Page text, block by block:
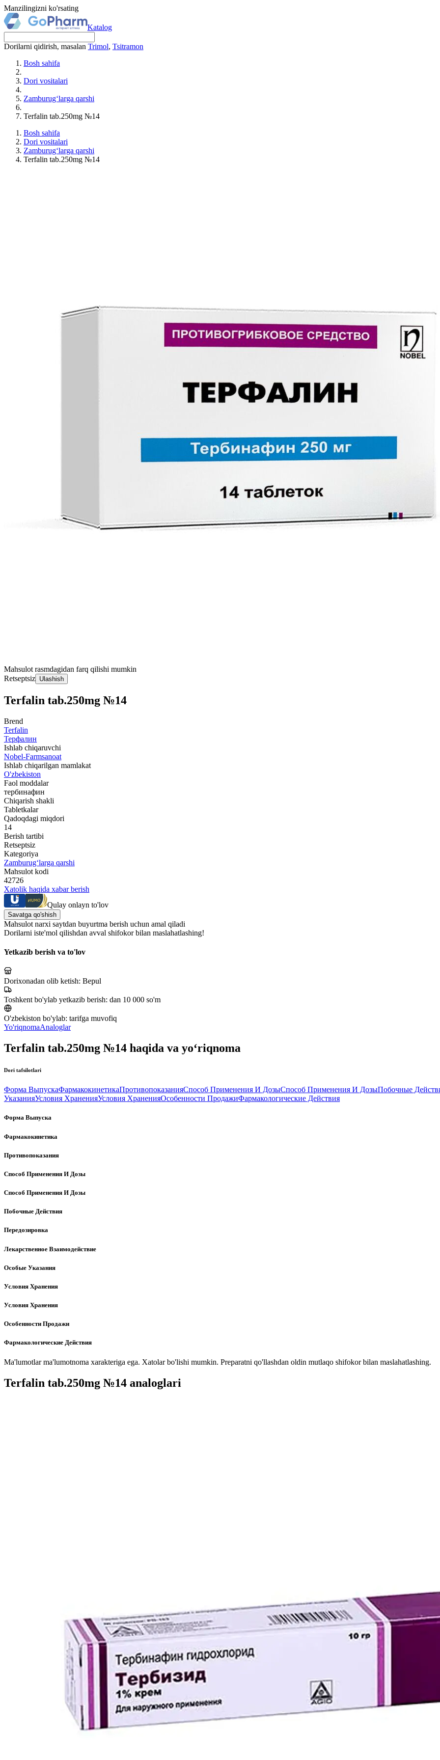
Manzilingizni ko'rsating
Katalog
Dorilarni qidirish, masalan Trimol, Tsitramon
Bosh sahifa
Dori vositalari
Zamburug‘larga qarshi
Terfalin tab.250mg №14
Bosh sahifa
Dori vositalari
Zamburug‘larga qarshi
Terfalin tab.250mg №14
Mahsulot rasmdagidan farq qilishi mumkin
Retseptsiz Ulashish
Terfalin tab.250mg №14
Brend
Terfalin
Терфалин
Ishlab chiqaruvchi
Nobel-Farmsanoat
Ishlab chiqarilgan mamlakat
O'zbekiston
Faol moddalar
тербинафин
Chiqarish shakli
Tabletkalar
Qadoqdagi miqdori
14
Berish tartibi
Retseptsiz
Kategoriya
Zamburug‘larga qarshi
Mahsulot kodi
42726
Xatolik haqida xabar berish
Qulay onlayn to'lov
Savatga qo'shish
Mahsulot narxi saytdan buyurtma berish uchun amal qiladi
Dorilarni iste'mol qilishdan avval shifokor bilan maslahatlashing!
Yetkazib berish va to'lov
Dorixonadan olib ketish: Bepul
Toshkent bo'ylab yetkazib berish: dan 10 000 so'm
O'zbekiston bo'ylab: tarifga muvofiq
Yo'riqnomaAnaloglar
Terfalin tab.250mg №14 haqida va yo‘riqnoma
Dori tafsilotlari
Форма ВыпускаФармакокинетикаПротивопоказанияСпособ Применения И ДозыСпособ Применения И ДозыПобочные
УказанияУсловия ХраненияУсловия ХраненияОсобенности ПродажиФармакологические Действия
Форма Выпуска
Фармакокинетика
Противопоказания
Способ Применения И Дозы
Способ Применения И Дозы
Побочные Действия
Передозировка
Лекарственное Взаимодействие
Особые Указания
Условия Хранения
Условия Хранения
Особенности Продажи
Фармакологические Действия
Ma'lumotlar ma'lumotnoma xarakteriga ega. Xatolar bo'lishi mumkin. Preparatni qo'llashdan oldin mutlaqo shifokor bilan maslahatlashing.
Terfalin tab.250mg №14 analoglari